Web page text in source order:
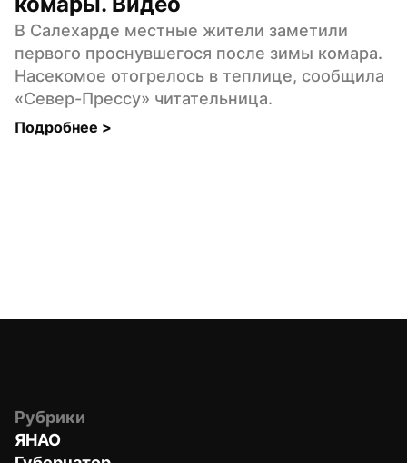
В Салехарде местные жители заметили
первого проснувшегося после зимы комара.
Насекомое отогрелось в теплице, сообщила
«Север-Прессу» читательница.
Подробнее >
Рубрики
ЯНАО